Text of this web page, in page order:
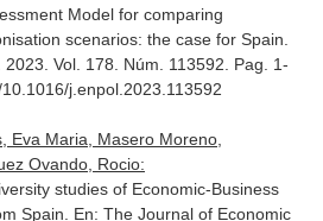
Model for comparing
scenarios: the case for Spain.
2023. Vol. 178. Núm. 113592. Pag. 1-
j.enpol.2023.113592
Eva Maria, Masero Moreno,
Ovando, Rocio:
studies of Economic-Business
Spain. En: The Journal of Economic